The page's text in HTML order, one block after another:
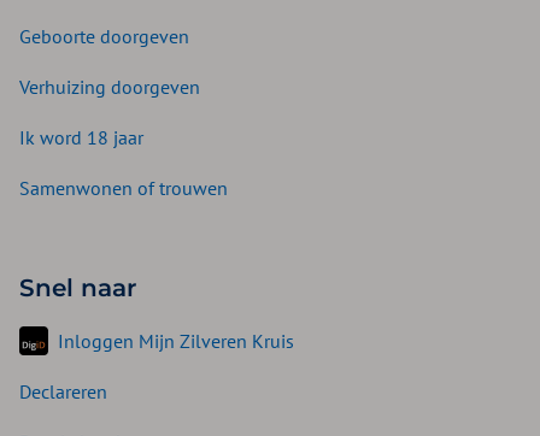
Geboorte doorgeven
Verhuizing doorgeven
Ik word 18 jaar
Samenwonen of trouwen
Snel naar
Inloggen Mijn Zilveren Kruis
Declareren